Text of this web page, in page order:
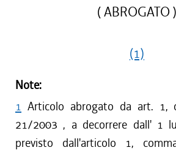
( ABROGATO )
(1)
Note:
1 Articolo abrogato da art. 1,
21/2003 , a decorrere dall' 1
previsto dall'articolo 1,